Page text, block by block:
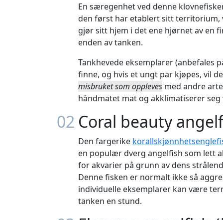
En særegenhet ved denne
den først har etablert sitt territorium,
gjør sitt hjem i det ene hjørnet av en
enden av tanken.
Tankhevede eksemplarer (anbefales
finne, og hvis et ungt par kjøpes, vil
misbruket som oppleves med andre
håndmatet mat og akklimatiserer
02 Coral beauty
Den fargerike
en populær dverg angelfish som lett
for akvarier på grunn av dens
Denne fisken er normalt ikke så
individuelle eksemplarer kan være
tanken en stund.